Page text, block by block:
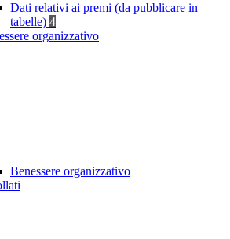
Dati relativi ai premi (da pubblicare in
tabelle) 4
organizzativo
Benessere organizzativo